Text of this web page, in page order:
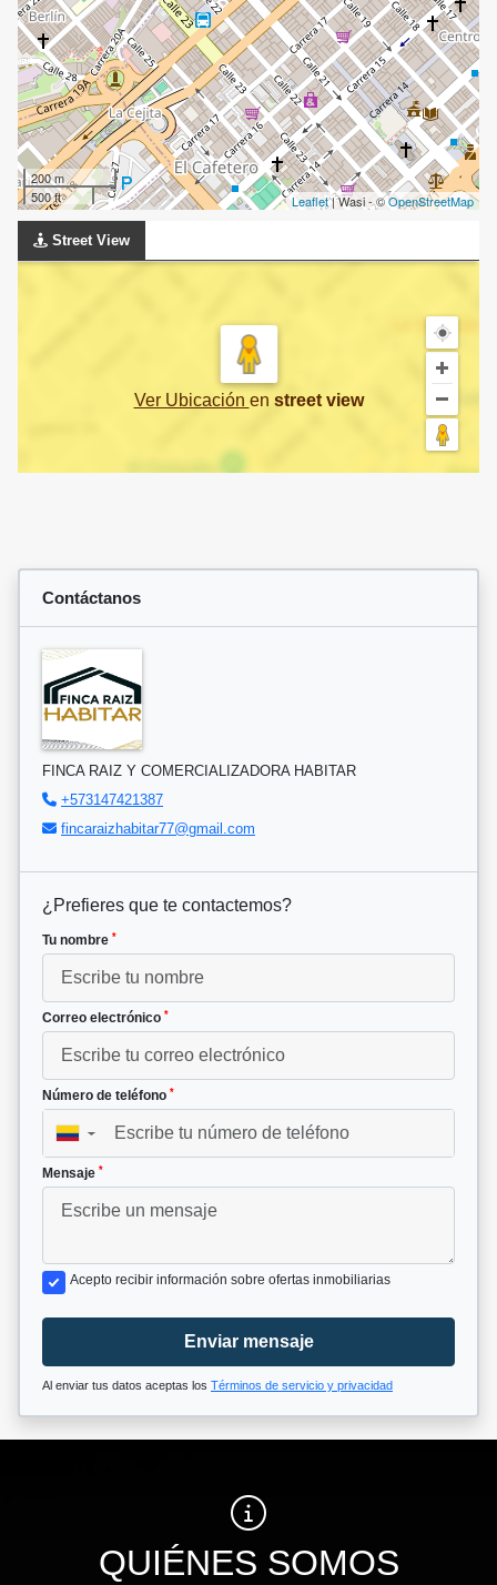
200 m
500 ft
Leaflet| Wasi - ©OpenStreetMap
Street View
Ver Ubicación en street view
Contáctanos
FINCA RAIZ Y COMERCIALIZADORA HABITAR
+573147421387
fincaraizhabitar77@gmail.com
¿Prefieres que te contactemos?
Tu nombre *
Correo electrónico *
Número de teléfono *
▼
Mensaje *
Acepto recibir información sobre ofertas inmobiliarias
Enviar mensaje
Al enviar tus datos aceptas los Términos de servicio y privacidad
QUIÉNES SOMOS